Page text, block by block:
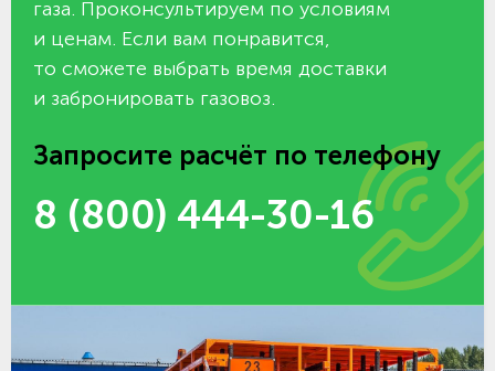
газа. Проконсультируем по условиям
и ценам. Если вам понравится,
то сможете выбрать время доставки
и забронировать газовоз.
Запросите расчёт по телефону
8 (800) 444-30-16